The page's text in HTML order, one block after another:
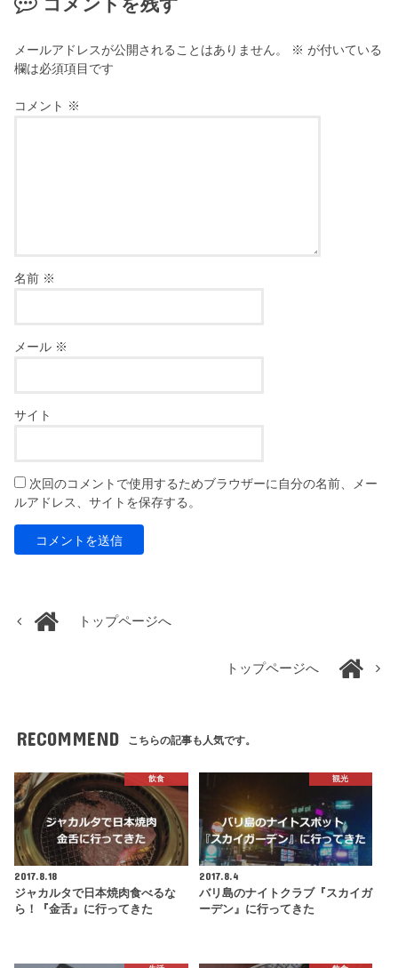
メールアドレスが公開されることはありません。 ※ が付いている
欄は必須項目です
コメント ※
名前 ※
メール ※
サイト
次回のコメントで使用するためブラウザーに自分の名前、メー
ルアドレス、サイトを保存する。
トップページへ
トップページへ
RECOMMEND こちらの記事も人気です。
飲食
2017.8.18
ジャカルタで日本焼肉食べるな
ら！『金舌』に行ってきた
観光
2017.8.4
バリ島のナイトクラブ『スカイガ
ーデン』に行ってきた